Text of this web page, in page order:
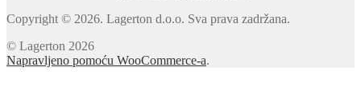
Copyright © 2026. Lagerton d.o.o. Sva prava zadržana.
© Lagerton 2026
Napravljeno pomoću WooCommerce-a.